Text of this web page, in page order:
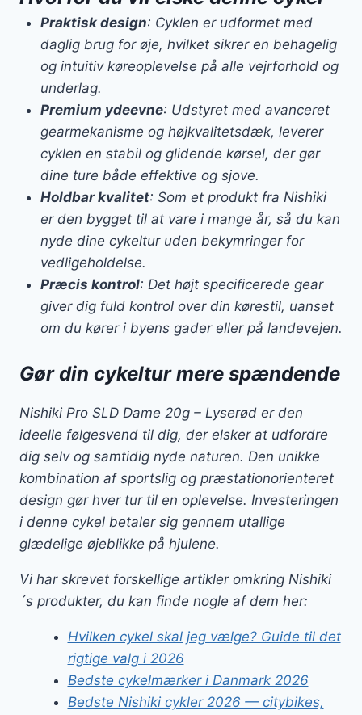
Praktisk design: Cyklen er udformet med
daglig brug for øje, hvilket sikrer en behagelig
og intuitiv køreoplevelse på alle vejrforhold og
underlag.
Premium ydeevne: Udstyret med avanceret
gearmekanisme og højkvalitetsdæk, leverer
cyklen en stabil og glidende kørsel, der gør
dine ture både effektive og sjove.
Holdbar kvalitet: Som et produkt fra Nishiki
er den bygget til at vare i mange år, så du kan
nyde dine cykeltur uden bekymringer for
vedligeholdelse.
Præcis kontrol: Det højt specificerede gear
giver dig fuld kontrol over din kørestil, uanset
om du kører i byens gader eller på landevejen.
Gør din cykeltur mere spændende
Nishiki Pro SLD Dame 20g – Lyserød er den
ideelle følgesvend til dig, der elsker at udfordre
dig selv og samtidig nyde naturen. Den unikke
kombination af sportslig og præstationorienteret
design gør hver tur til en oplevelse. Investeringen
i denne cykel betaler sig gennem utallige
glædelige øjeblikke på hjulene.
Vi har skrevet forskellige artikler omkring Nishiki
´s produkter, du kan finde nogle af dem her:
Hvilken cykel skal jeg vælge? Guide til det
rigtige valg i 2026
Bedste cykelmærker i Danmark 2026
Bedste Nishiki cykler 2026 — citybikes,